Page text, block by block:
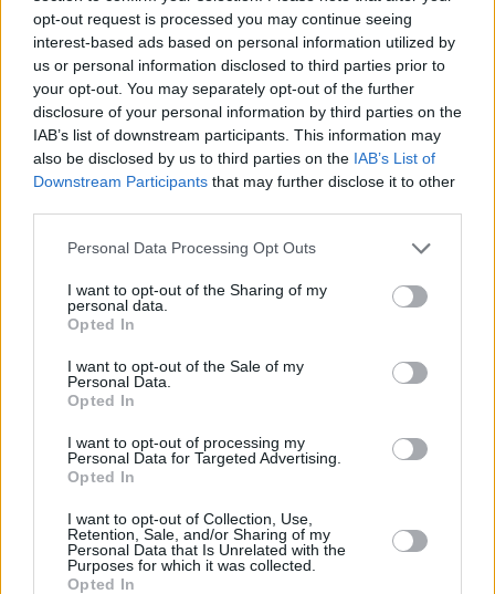
opt-out request is processed you may continue seeing
interest-based ads based on personal information utilized by
us or personal information disclosed to third parties prior to
your opt-out. You may separately opt-out of the further
disclosure of your personal information by third parties on the
IAB’s list of downstream participants. This information may
also be disclosed by us to third parties on the IAB’s List of
Downstream Participants that may further disclose it to other
Please note that this website/app uses one or more Google
not limited to your visit or usage behaviour. You may click to
grant or deny consent to Google and its third-party tags to
use your data for below specified purposes in below Google
consent section.
Personal Data Processing Opt Outs
I want to opt-out of the Sharing of my
personal data.
Opted In
I want to opt-out of the Sale of my
Personal Data.
Opted In
I want to opt-out of processing my
Personal Data for Targeted Advertising.
Opted In
I want to opt-out of Collection, Use,
Retention, Sale, and/or Sharing of my
Personal Data that Is Unrelated with the
Purposes for which it was collected.
Opted In
ΦΩΤΗΣ ΠΛΙΑΚΟΣ
Αρης: Τι μάθαμε από το φιλικό με
τον Πανσερραϊκό
09.08.2026, 09:48
πρόβλημα
προκαλούν-, στις
χαμηλές βάσεις
εισαγωγής και
βεβαίως το
καλούμενο
άσυλο ανομίας.